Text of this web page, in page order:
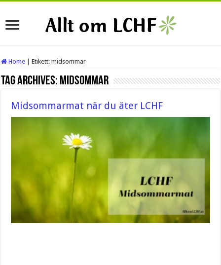
Home Etikett:midsommar
Tag Archives: midsommar
Midsommarmat när du äter LCHF